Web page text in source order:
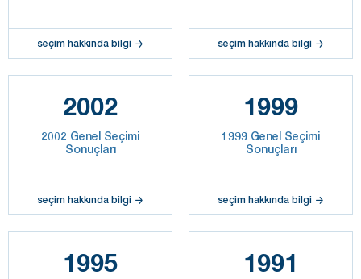
seçim hakkında bilgi seçim hakkında bilgi
2002
2002 Genel Seçimi
Sonuçları
seçim hakkında bilgi
1999
1999 Genel Seçimi
Sonuçları
seçim hakkında bilgi
1995 1991